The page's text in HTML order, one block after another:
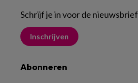
Schrijf je in voor de nieuwsbrief
Inschrijven
Abonneren